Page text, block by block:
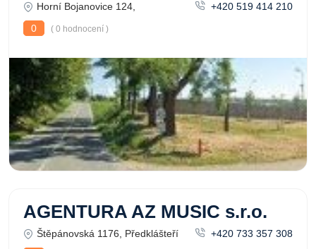
Horní Bojanovice 124,
+420 519 414 210
0
( 0 hodnocení )
AGENTURA AZ MUSIC s.r.o.
Štěpánovská 1176, Předklášteří
+420 733 357 308